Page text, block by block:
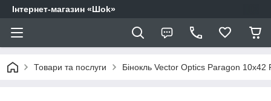
Інтернет-магазин «Шоk»
Товари та послуги Бінокль Vector Optics Paragon 10x42